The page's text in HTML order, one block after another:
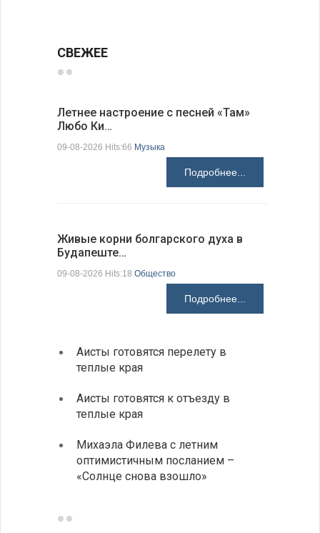
СВЕЖЕЕ
Летнее настроение с песней «Там»
Любо Ки…
09-08-2026 Hits:66 Музыка
Подробнее...
Живые корни болгарского духа в
Будапеште…
09-08-2026 Hits:18 Общество
Подробнее...
Аисты готовятся перелету в
теплые края
Аисты готовятся к отъезду в
теплые края
Михаэла Филева с летним
оптимистичным посланием –
«Солнце снова взошло»